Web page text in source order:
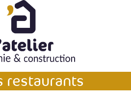
restaurants